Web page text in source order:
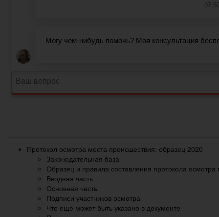
Протокол осмотра места происшествия: образец 2020
Законодательная база
Образец и правила составления протокола
Вводная часть
Основная часть
Подписи участников осмотра
Что еще может быть указано в документе